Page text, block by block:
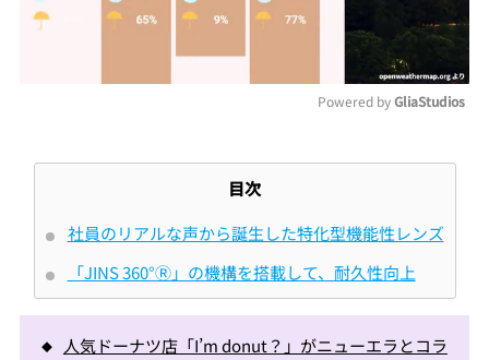
Powered by GliaStudios
目次
社員のリアルな声から誕⽣した特化型機能性レンズ
「JINS 360°Ⓡ」の機構を搭載して、耐久性向上
人気ドーナツ店「I’m donut？」がニューエラとコラ